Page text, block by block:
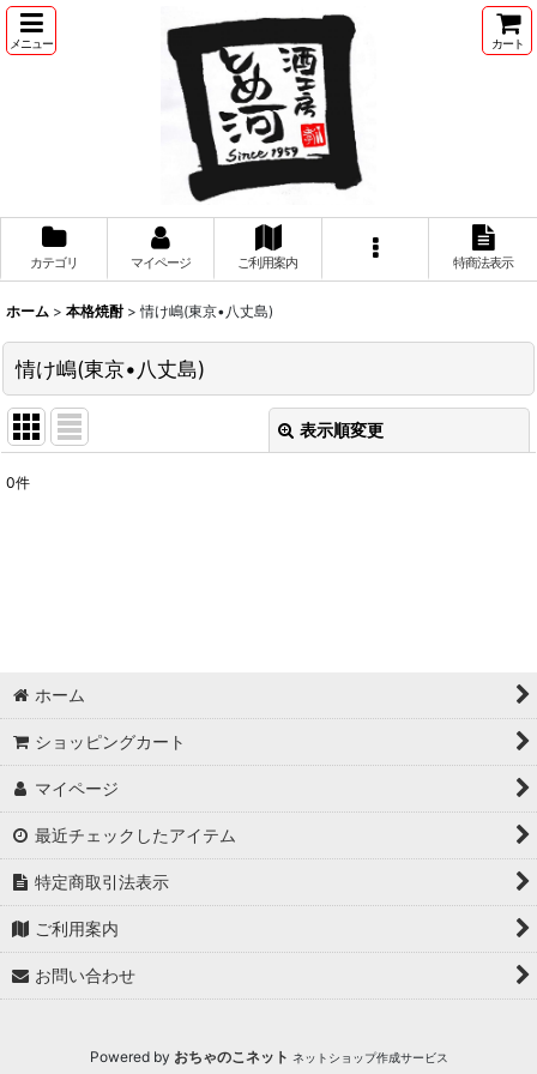
メニュー カート
カテゴリ マイページ ご利用案内 特商法表示
ホーム > 本格焼酎 > 情け嶋(東京•八丈島)
情け嶋(東京•八丈島)
表示順変更
0件
ホーム
ショッピングカート
マイページ
最近チェックしたアイテム
特定商取引法表示
ご利用案内
お問い合わせ
Powered by おちゃのこネット ネットショップ作成サービス